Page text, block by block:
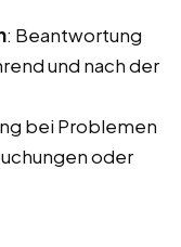
: Beantwortung
und nach der
bei Problemen
oder